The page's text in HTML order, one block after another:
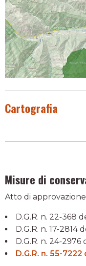
Cartografia
Misure di
Atto di
D.G.R. n. 22-368
D.G.R. n. 17-2814
D.G.R. n. 24-
D.G.R. n. 55-